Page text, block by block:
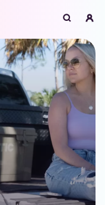
ontdekken,
één
Download
Download
Download